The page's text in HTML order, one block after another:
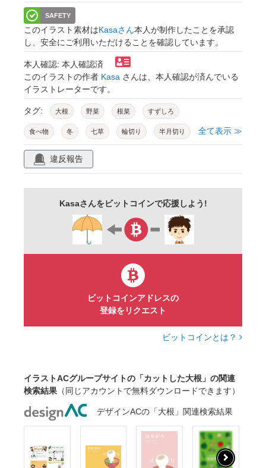
SAFETY
このイラスト素材はKasaさん本人が制作したことを承認
し、安全にご利用いただけることを確認しています。
本人確認: 本人確認済
このイラストの作者 Kasa さんは、本人確認が済んでいる
イラストレーターです。
タグ: 大根 野菜 根菜 すずしろ
食べ物 冬 七草 輪切り 半月切り
いちょう切り 薄切り
乱切り 角切り 隠し包丁 カット
全て表示 ≫
違反報告
Kasaさんをビットコインで応援しよう!
ビットコインアドレスの
登録をリクエスト
ビットコインとは？
イラストACグループサイトの「カットした大根」の関連
検索結果 （同じアカウントで無料ダウンロードできます）
デザインACの「大根」関連検索結果